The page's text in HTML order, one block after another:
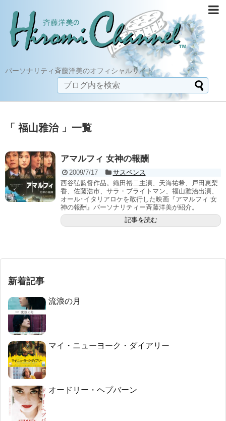
パーソナリティ斉藤洋美のオフィシャルサイト
「 福山雅治 」一覧
アマルフィ 女神の報酬
2009/7/17
サスペンス
西谷弘監督作品。織田裕二主演、天海祐希、戸田恵梨
香、佐藤浩市、サラ・ブライトマン、福山雅治出演、
オール･イタリアロケを敢行した映画『アマルフィ 女
神の報酬』パーソナリティー斉藤洋美が紹介。
記事を読む
新着記事
流浪の月
マイ・ニューヨーク・ダイアリー
オードリー・ヘプバーン